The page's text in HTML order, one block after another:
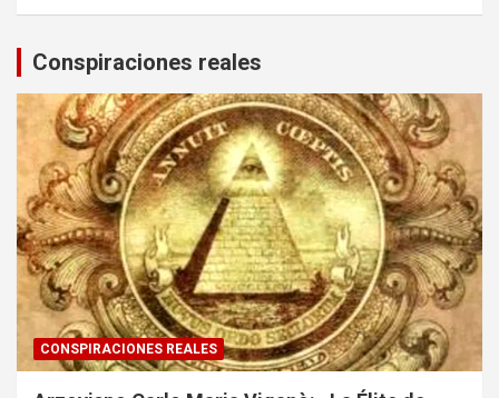
Conspiraciones reales
CONSPIRACIONES REALES